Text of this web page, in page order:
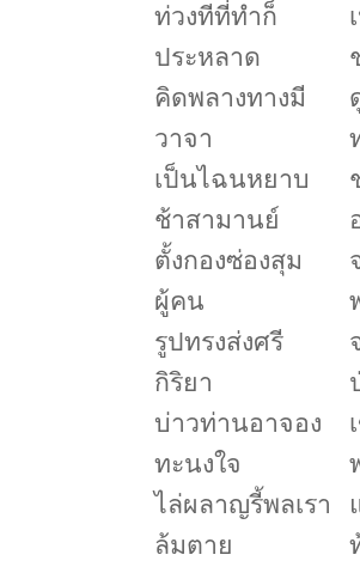
ท่วงทีที่ทำก็
ประหลาด
คิดพลางทางมี
วาจา
เป็นไฉนหยาบ
ช้าสามานย์
ตั้งกองซ่องสุม
ผู้คน
รูปทรงส่งศรี
กิริยา
บ่าวท่านอาจอง
ทะนงใจ
ไล่ผลาญรี้พลเรา
ล้มตาย